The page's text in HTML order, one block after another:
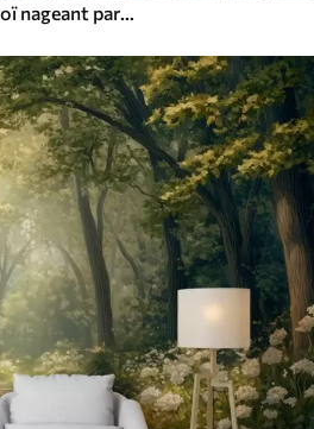
Papier peint Des carpes koï nageant parmi les vagues spectaculaires de l'océan